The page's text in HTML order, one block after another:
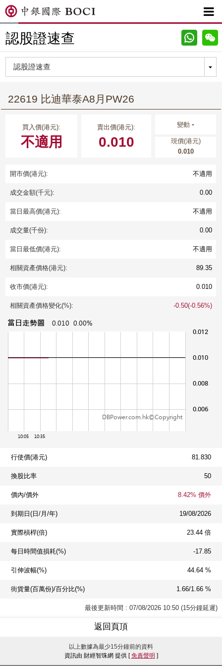

認股證速查
22619 比迪華泰A8月PW26
買入價(港元):
不適用
賣出價(港元):
0.010
變動-
現價(港元)
0.010
開市價(港元): 不適用
成交金額(千元): 0.00
當日最高價(港元): 不適用
成交量(千份): 0.00
當日最低價(港元): 不適用
相關資產價格(港元): 89.35
收市價(港元): 0.010
相關資產價格變化(%): -0.50(-0.56%)
行使價(港元) 81.830
換股比率 50
價內/價外 8.42% 價外
到期日(日/月/年) 19/08/2026
實際槓桿(倍) 23.44 倍
每日時間值損耗(%) -17.85
引伸波幅(%) 44.64 %
街貨量(百萬份)/百分比(%) 1.66/1.66 %
最後更新時間 : 07/08/2026 10:50 (15分鐘延遲)
返回頁頂
以上數據為最少15分鐘前的資料
資訊由 財經智珠網 提供 [免責聲明 ]